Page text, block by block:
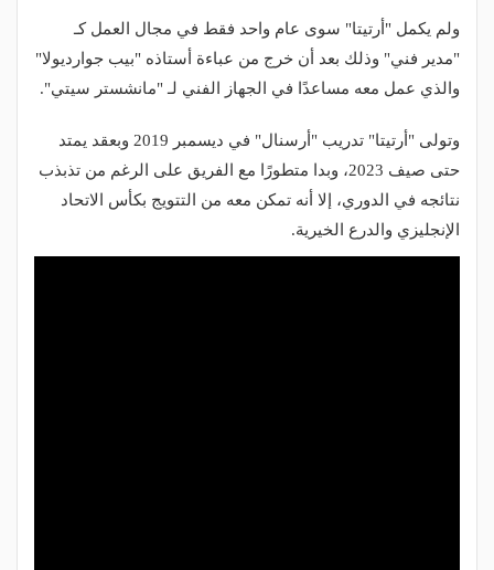
ولم يكمل "أرتيتا" سوى عام واحد فقط في مجال العمل كـ
"مدير فني" وذلك بعد أن خرج من عباءة أستاذه "بيب جوارديولا"
والذي عمل معه مساعدًا في الجهاز الفني لـ "مانشستر سيتي".
وتولى "أرتيتا" تدريب "أرسنال" في ديسمبر 2019 وبعقد يمتد
حتى صيف 2023، وبدا متطورًا مع الفريق على الرغم من تذبذب
نتائجه في الدوري، إلا أنه تمكن معه من التتويج بكأس الاتحاد
الإنجليزي والدرع الخيرية.